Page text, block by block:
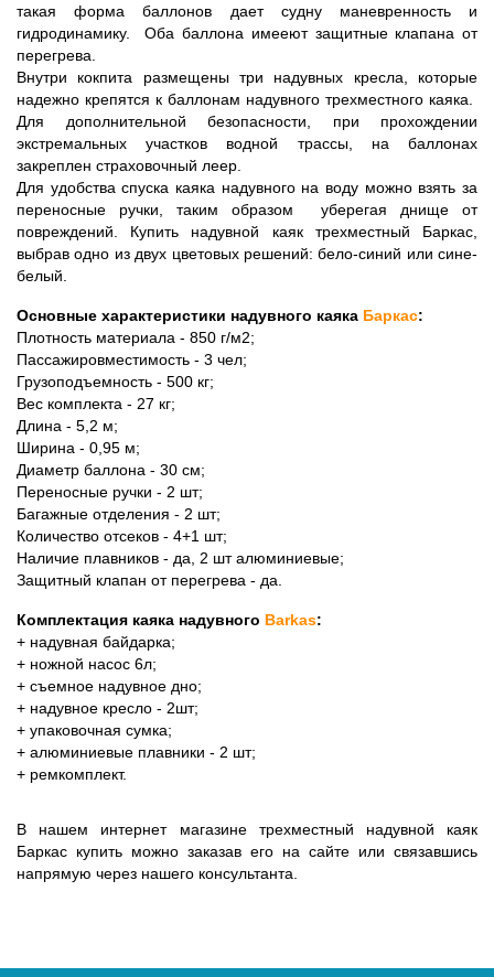
такая форма баллонов дает судну маневренность и
гидродинамику.  Оба баллона имееют защитные клапана от
перегрева.
Внутри кокпита размещены три надувных кресла, которые
надежно крепятся к баллонам надувного трехместного каяка.
Для дополнительной безопасности, при прохождении
экстремальных участков водной трассы, на баллонах
закреплен страховочный леер.
Для удобства спуска каяка надувного на воду можно взять за
переносные ручки, таким образом  уберегая днище от
повреждений. Купить надувной каяк трехместный Баркас,
выбрав одно из двух цветовых решений: бело-синий или сине-
белый.
Основные характеристики надувного каяка Баркас:
Плотность материала - 850 г/м2;
Пассажировместимость - 3 чел;
Грузоподъемность - 500 кг;
Вес комплекта - 27 кг;
Длина - 5,2 м;
Ширина - 0,95 м;
Диаметр баллона - 30 см;
Переносные ручки - 2 шт;
Багажные отделения - 2 шт;
Количество отсеков - 4+1 шт;
Наличие плавников - да, 2 шт алюминиевые;
Защитный клапан от перегрева - да.
Комплектация каяка надувного Barkas:
+ надувная байдарка;
+ ножной насос 6л;
+ съемное надувное дно;
+ надувное кресло - 2шт;
+ упаковочная сумка;
+ алюминиевые плавники - 2 шт;
+ ремкомплект.
В нашем интернет магазине трехместный надувной каяк
Баркас купить можно заказав его на сайте или связавшись
напрямую через нашего консультанта.